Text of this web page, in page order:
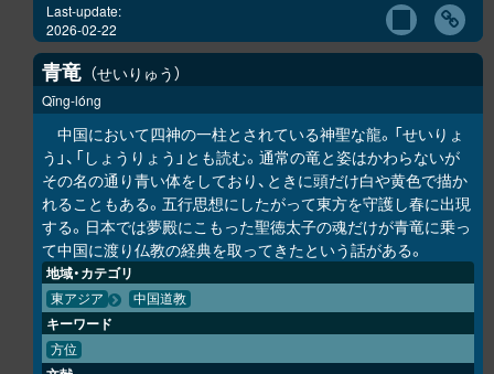
Last-update:
2026-02-22
青竜 せいりゅう
Qīng-lóng
中国において四神の一柱とされている神聖な龍。「せいりょ
う」、「しょうりょう」とも読む。通常の竜と姿はかわらないが
その名の通り青い体をしており、ときに頭だけ白や黄色で描か
れることもある。五行思想にしたがって東方を守護し春に出現
する。日本では夢殿にこもった聖徳太子の魂だけが青竜に乗っ
て中国に渡り仏教の経典を取ってきたという話がある。
地域・カテゴリ
東アジア 中国道教
キーワード
方位